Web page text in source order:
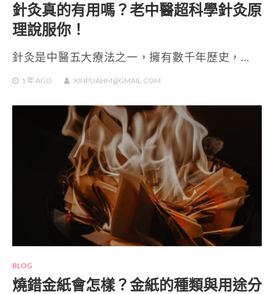
針灸真的有用嗎？老中醫超科學針灸原
理說服你！
針灸是中醫五大療法之一，擁有數千年歷史，…
1 年 AGO XINPUAHM@GMAIL.COM
BLOG
燒錯金紙會怎樣？金紙的種類與用途分